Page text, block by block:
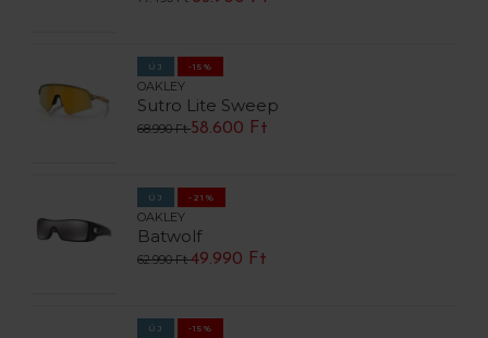
ÚJ -15%
OAKLEY
Sutro Lite Sweep
68.990 Ft58.600 Ft
ÚJ -21%
OAKLEY
Batwolf
62.990 Ft49.990 Ft
ÚJ -15%